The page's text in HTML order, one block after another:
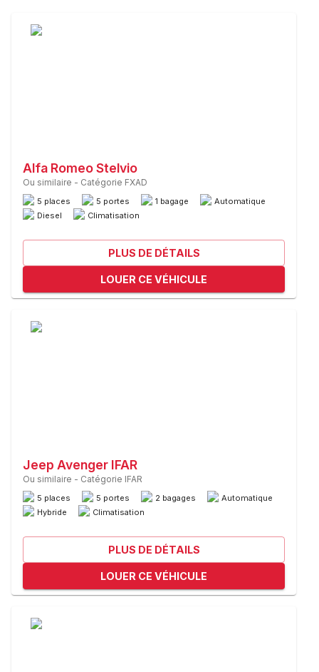
Alfa Romeo Stelvio
Ou similaire - Catégorie FXAD
5 places 5 portes 1 bagage
Automatique
Diesel
Climatisation
PLUS DE DÉTAILS
LOUER CE VÉHICULE
Jeep Avenger IFAR
Ou similaire - Catégorie IFAR
5 places 5 portes 2 bagages
Automatique
Hybride
Climatisation
PLUS DE DÉTAILS
LOUER CE VÉHICULE